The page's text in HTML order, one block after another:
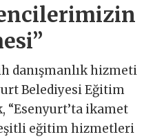
”
danışmanlık hizmeti
Belediyesi Eğitim
“Esenyurt’ta ikamet
eğitim hizmetleri